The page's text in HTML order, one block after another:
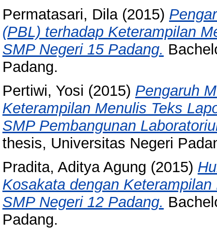
Permatasari, Dila(2015)
(PBL) terhadap Keterampilan
SMP Negeri 15 Padang.
Padang.
Pertiwi, Yosi (2015) Pengaruh
Keterampilan Menulis Teks
SMP Pembangunan
thesis, Universitas Negeri
Pradita, Aditya Agung (2015)
Kosakata dengan
SMP Negeri 12 Padang.
Padang.